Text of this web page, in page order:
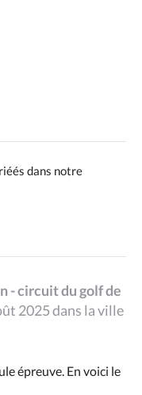
dans notre
- circuit du golf de
2025 dans la ville
épreuve. En voici le